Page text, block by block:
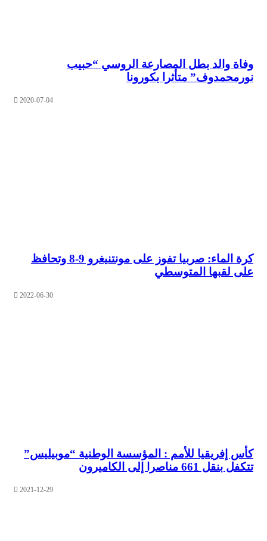
والد بطل المصارعة الروسي “حبيب
متأثرا بكورونا
2020-07-04
كرة الماء: صربيا تفوز على مونتنيغرو 9-8 وتحافظ
المتوسطي
2022-06-30
للأمم : المؤسسة الوطنية “موبيليس”
مناصرا إلى الكاميرون
2021-12-29